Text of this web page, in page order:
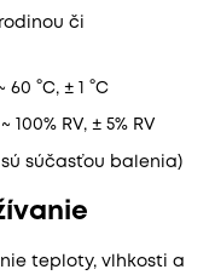
či
°C, ± 1 °C
RV, ± 5% RV
súčasťou balenia)
teploty, vlhkosti a